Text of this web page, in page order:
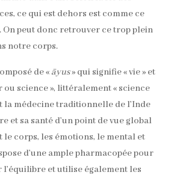
ce qui est dehors est comme ce
On peut donc retrouver ce trop plein
notre corps.
de « āyus» qui signifie « vie » et
ou science », littéralement « science
la médecine traditionnelle de l’Inde
et sa santé d’un point de vue global
le corps, les émotions, le mental et
d’une ample pharmacopée pour
et utilise également les